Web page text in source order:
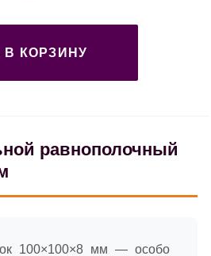
КОРЗИНУ
равнополочный
100×100×8 мм — особо